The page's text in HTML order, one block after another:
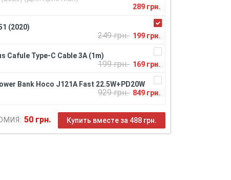
289 грн.
(2020)
249 грн. 199 грн.
Cafule Type-C Cable 3A (1m)
199 грн. 169 грн.
Bank Hoco J121A Fast 22.5W+PD20W
929 грн. 849 грн.
50 грн. Купить вместе за 488 грн.